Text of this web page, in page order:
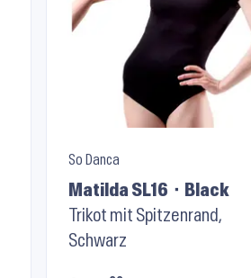
So Danca
Matilda SL16 ⬝ Black
Trikot mit Spitzenrand,
Schwarz